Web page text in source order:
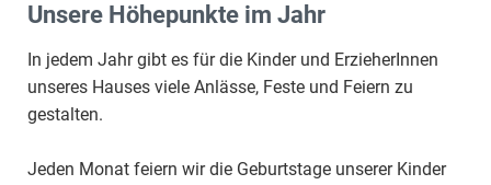
Unsere Höhepunkte im Jahr
In jedem Jahr gibt es für die Kinder und ErzieherInnen
unseres Hauses viele Anlässe, Feste und Feiern zu
gestalten.
Jeden Monat feiern wir die Geburtstage unserer Kinder